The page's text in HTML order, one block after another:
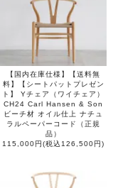
【国内在庫仕様】【送料無
料】【シートパットプレゼン
ト】 Yチェア（ワイチェア）
CH24 Carl Hansen & Son
ビーチ材 オイル仕上 ナチュ
ラルペーパーコード（正規
品）
115,000円(税込126,500円)